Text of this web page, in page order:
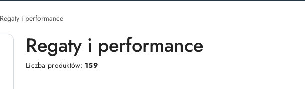
Regaty i performance
Regaty i performance
Liczba produktów: 159